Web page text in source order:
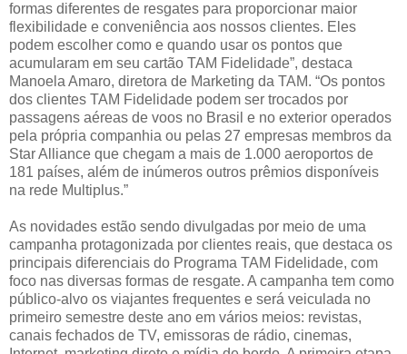
formas diferentes de resgates para proporcionar maior
flexibilidade e conveniência aos nossos clientes. Eles
podem escolher como e quando usar os pontos que
acumularam em seu cartão TAM Fidelidade”, destaca
Manoela Amaro, diretora de Marketing da TAM. “Os pontos
dos clientes TAM Fidelidade podem ser trocados por
passagens aéreas de voos no Brasil e no exterior operados
pela própria companhia ou pelas 27 empresas membros da
Star Alliance que chegam a mais de 1.000 aeroportos de
181 países, além de inúmeros outros prêmios disponíveis
na rede Multiplus.”
As novidades estão sendo divulgadas por meio de uma
campanha protagonizada por clientes reais, que destaca os
principais diferenciais do Programa TAM Fidelidade, com
foco nas diversas formas de resgate. A campanha tem como
público-alvo os viajantes frequentes e será veiculada no
primeiro semestre deste ano em vários meios: revistas,
canais fechados de TV, emissoras de rádio, cinemas,